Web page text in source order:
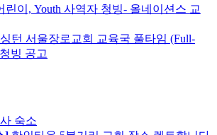
린이, Youth 사역자 청빙- 올네이션스 교
턴 서울장로교회 교육국 풀타임 (Full-
빙 공고
숙소